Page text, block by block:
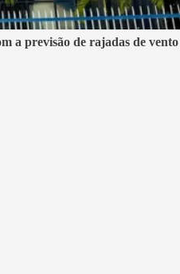
a previsão de rajadas de